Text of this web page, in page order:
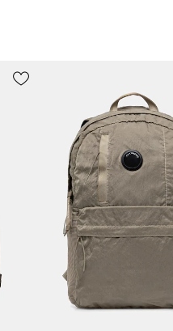
с модерни,
на необходими
и разпределя
се справи с